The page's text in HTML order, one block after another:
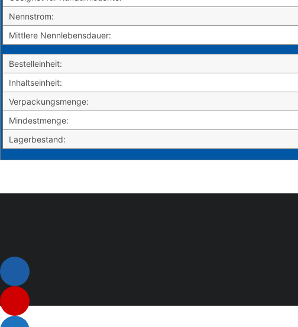
Nennstrom:
Mittlere Nennlebensdauer:
Bestelleinheit:
Inhaltseinheit:
Verpackungsmenge:
Mindestmenge:
Lagerbestand: